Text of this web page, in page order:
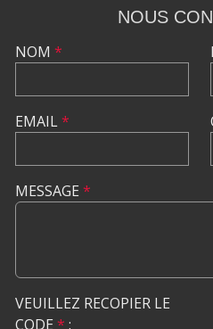
NOUS
NOM *
EMAIL*
MESSAGE *
VEUILLEZ RECOPIER LE
CODE * :